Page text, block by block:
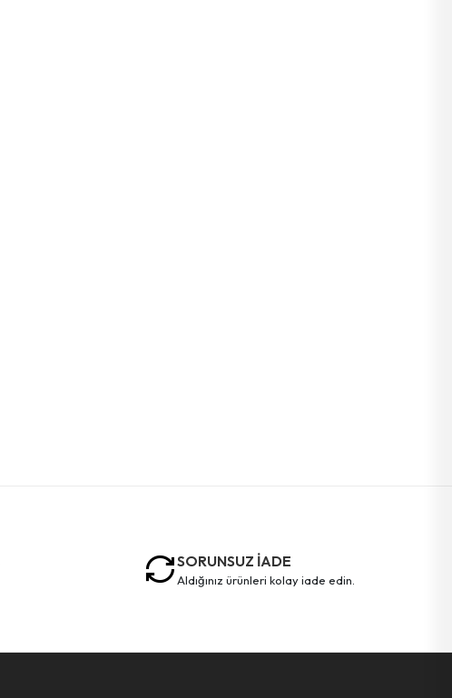
SORUNSUZ İADE
aldığınız ürünleri kolay iade edin.